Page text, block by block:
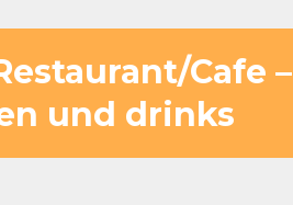
Cafe –
und drinks